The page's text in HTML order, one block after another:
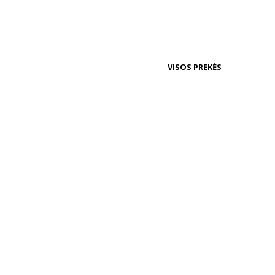
VISOS PREKĖS